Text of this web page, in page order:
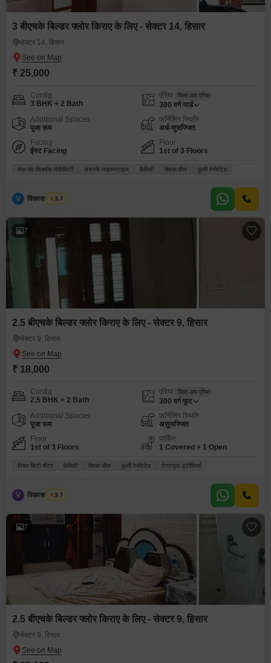
3 बीएचके बिल्डर फ्लोर किराए के लिए - सेक्टर 14, हिसार
सेक्टर 14, हिसार
₹ 25,000
Config
3 BHK + 2 Bath
एरिया बिल्ट-अप एरिया
300 वर्ग यार्ड
Additional Spaces
पूजा रूम
फर्निशिंग स्थिति
अर्ध-सुसज्जित
Facing
ईस्ट Facing
Floor
1st of 3 Floors
सेफ़ एंड सिक्योर लोकैलिटी लक्जरी लाइफस्टाइल फ़ैमिली क्विक डील फ़ुली रेनोवेटेड
V विकास भारद्वाज
3.7
7
2.5 बीएचके बिल्डर फ्लोर किराए के लिए - सेक्टर 9, हिसार
सेक्टर 9, हिसार
₹ 18,000
Config
2.5 BHK + 2 Bath
एरिया बिल्ट-अप एरिया
300 वर्ग फुट
Additional Spaces
पूजा रूम
फर्निशिंग स्थिति
असुसज्जित
Floor
1st of 3 Floors
पार्किंग
1 Covered + 1 Open
नियर सिटी सेंटर फ़ैमिली क्विक डील फ़ुली रेनोवेटेड टेस्टफुल इंटीरियर्स
V विकास भारद्वाज
3.7
7
2.5 बीएचके बिल्डर फ्लोर किराए के लिए - सेक्टर 9, हिसार
सेक्टर 9, हिसार